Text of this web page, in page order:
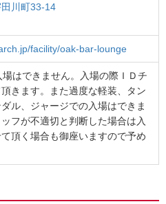
川町33-14
facility/oak-bar-lounge
はできません。入場の際ＩＤチ
きます。また過度な軽装、タン
ル、ジャージでの入場はできま
フが不適切と判断した場合は入
頂く場合も御座いますので予め